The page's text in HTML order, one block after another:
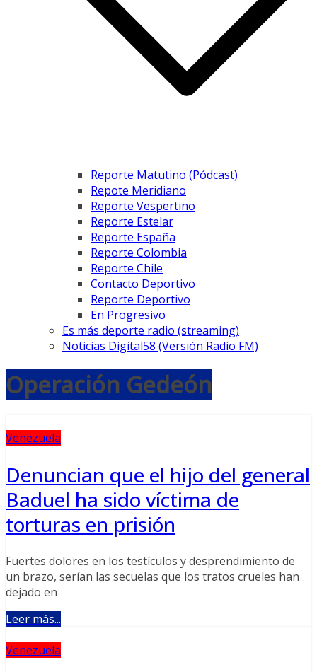
Reporte Matutino (Pódcast)
Repote Meridiano
Reporte Vespertino
Reporte Estelar
Reporte España
Reporte Colombia
Reporte Chile
Contacto Deportivo
Reporte Deportivo
En Progresivo
Es más deporte radio (streaming)
Noticias Digital58 (Versión Radio FM)
Operación Gedeón
Venezuela
Denuncian que el hijo del general
Baduel ha sido víctima de
torturas en prisión
Fuertes dolores en los testículos y desprendimiento de
un brazo, serían las secuelas que los tratos crueles han
dejado en
Leer más...
Venezuela